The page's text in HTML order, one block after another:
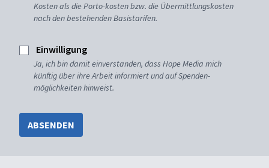
Kosten als die Porto-kosten bzw. die Übermittlungskosten
nach den bestehenden Basistarifen.
Einwilligung
Ja, ich bin damit einverstanden, dass Hope Media mich
künftig über ihre Arbeit informiert und auf Spenden-
möglichkeiten hinweist.
ABSENDEN